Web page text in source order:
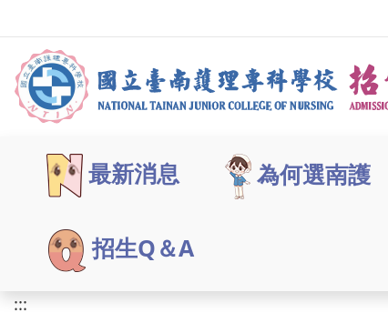
最新消息 為何選南護
招生Q＆A
:::